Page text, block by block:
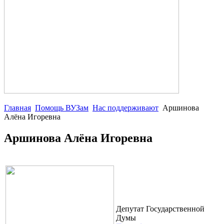
Главная Помощь ВУЗам Нас поддерживают Аршинова
Алёна Игоревна
Аршинова Алёна Игоревна
Депутат Государственной
Думы